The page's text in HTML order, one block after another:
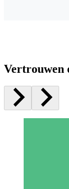
Vertrouwen